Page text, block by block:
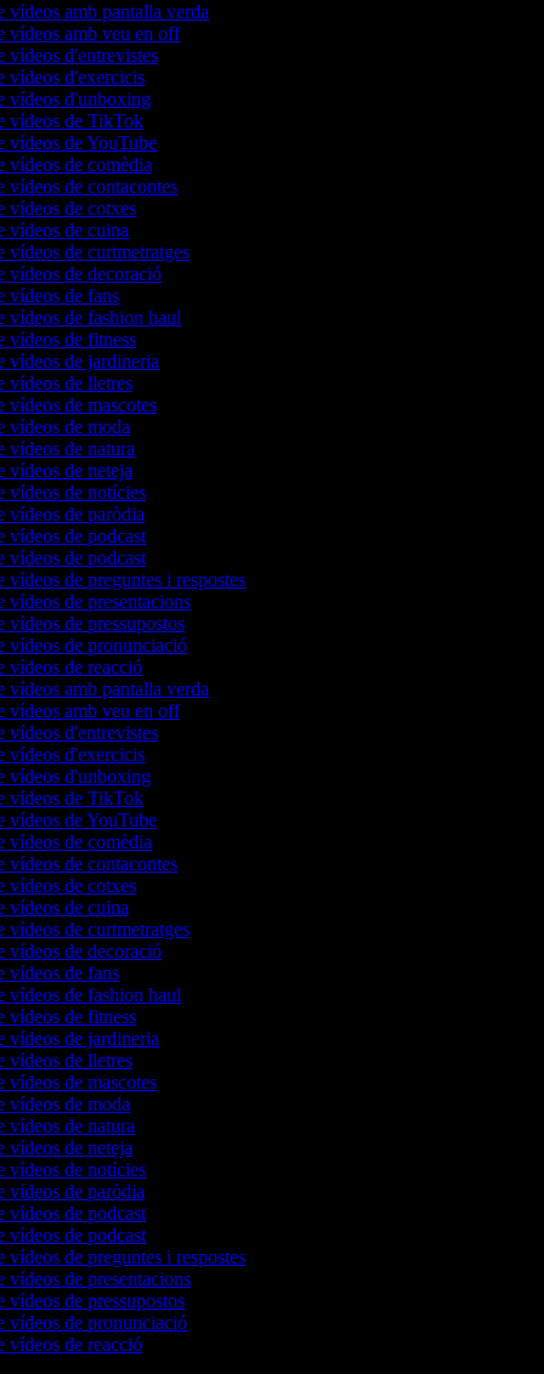
vídeos amb pantalla verda
vídeos amb veu en off
vídeos d'entrevistes
vídeos d'exercicis
vídeos d'unboxing
vídeos de TikTok
vídeos de YouTube
vídeos de comèdia
vídeos de contacontes
vídeos de cotxes
vídeos de cuina
vídeos de curtmetratges
vídeos de decoració
vídeos de fans
vídeos de fashion haul
vídeos de fitness
vídeos de jardineria
vídeos de lletres
vídeos de mascotes
vídeos de moda
vídeos de natura
vídeos de neteja
vídeos de notícies
vídeos de paròdia
vídeos de podcast
vídeos de podcast
vídeos de preguntes i respostes
vídeos de presentacions
vídeos de pressupostos
vídeos de pronunciació
vídeos de reacció
vídeos amb pantalla verda
vídeos amb veu en off
vídeos d'entrevistes
vídeos d'exercicis
vídeos d'unboxing
vídeos de TikTok
vídeos de YouTube
vídeos de comèdia
vídeos de contacontes
vídeos de cotxes
vídeos de cuina
vídeos de curtmetratges
vídeos de decoració
vídeos de fans
vídeos de fashion haul
vídeos de fitness
vídeos de jardineria
vídeos de lletres
vídeos de mascotes
vídeos de moda
vídeos de natura
vídeos de neteja
vídeos de notícies
vídeos de paròdia
vídeos de podcast
vídeos de podcast
vídeos de preguntes i respostes
vídeos de presentacions
vídeos de pressupostos
vídeos de pronunciació
vídeos de reacció